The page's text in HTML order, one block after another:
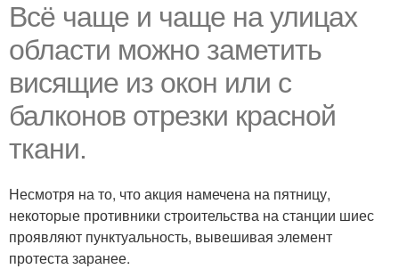
Всё чаще и чаще на улицах
области можно заметить
висящие из окон или с
балконов отрезки красной
ткани.
Несмотря на то, что акция намечена на пятницу,
некоторые противники строительства на станции шиес
проявляют пунктуальность, вывешивая элемент
протеста заранее.